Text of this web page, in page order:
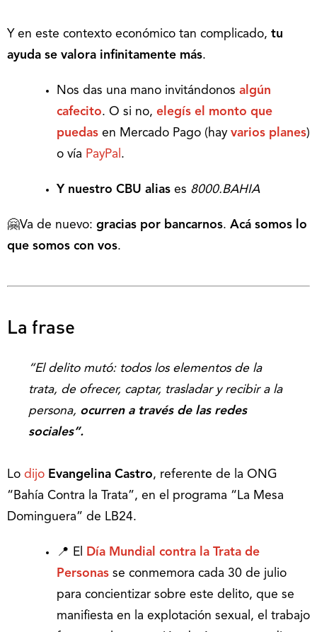
Y en este contexto económico tan complicado, tu
ayuda se valora infinitamente más.
Nos das una mano invitándonos algún
cafecito. O si no, elegís el monto que
puedas en Mercado Pago (hay varios planes)
o vía PayPal .
Y nuestro CBU alias es 8000.BAHIA
🤗Va de nuevo: gracias por bancarnos. Acá somos lo
que somos con vos.
La frase
“El delito mutó: todos los elementos de la
trata, de ofrecer, captar, trasladar y recibir a la
persona, ocurren a través de las redes
sociales”.
Lo dijo Evangelina Castro, referente de la ONG
“Bahía Contra la Trata”, en el programa “La Mesa
Dominguera” de LB24.
📍 El
Día Mundial contra la Trata de
Personas se conmemora cada 30 de julio
para concientizar sobre este delito, que se
manifiesta en la explotación sexual, el trabajo